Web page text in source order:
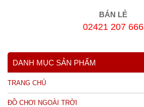
BÁN LẺ
02421 207 666
DANH MỤC SẢN PHẨM
TRANG CHỦ
ĐỒ CHƠI NGOÀI TRỜI